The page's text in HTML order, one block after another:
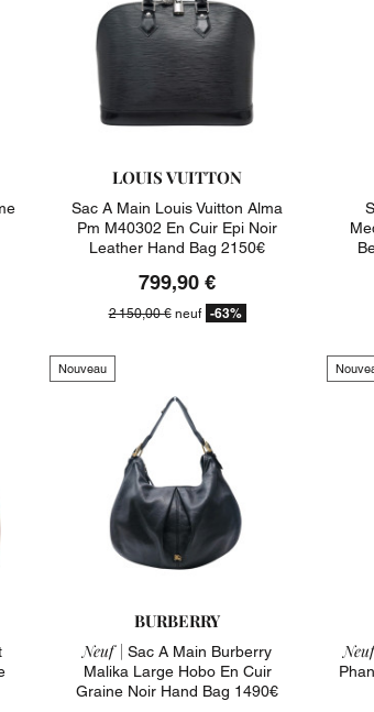
LOUIS VUITTON
Sac A Main Louis Vuitton Alma
Pm M40302 En Cuir Epi Noir
Leather Hand Bag 2150€
799,90 €
2 150,00 €neuf -63%
Nouveau
BURBERRY
Neuf | Sac A Main Burberry
Malika Large Hobo En Cuir
Graine Noir Hand Bag 1490€